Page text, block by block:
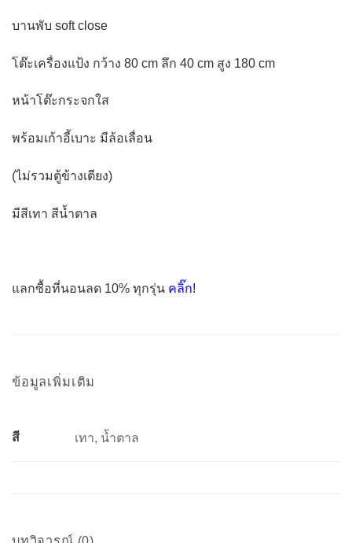
บานพับ soft close
โต๊ะเครื่องแป้ง กว้าง 80 cm ลึก 40 cm สูง 180 cm
หน้าโต๊ะกระจกใส
พร้อมเก้าอี้เบาะ มีล้อเลื่อน
(ไม่รวมตู้ข้างเตียง)
มีสีเทา สีน้ำตาล
แลกซื้อที่นอนลด 10% ทุกรุ่น คลิ๊ก!
ข้อมูลเพิ่มเติม
สี เทา, น้ำตาล